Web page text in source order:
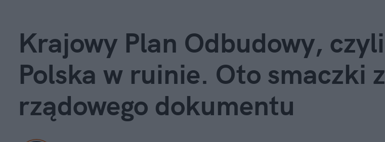
Krajowy Plan Odbudowy, czyli
Polska w ruinie. Oto smaczki z
rządowego dokumentu